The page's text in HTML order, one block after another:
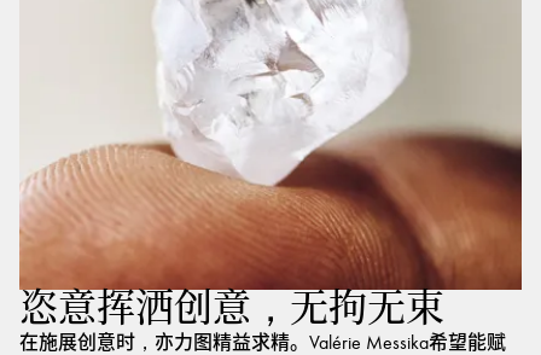
恣意挥洒创意，无拘无束
在施展创意时，亦力图精益求精。Valérie Messika希望能赋